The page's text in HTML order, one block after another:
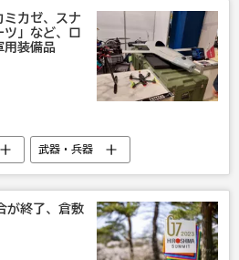
カゼ、スナ
」など、ロ
用装備品
武器・兵器
が終了、倉敷